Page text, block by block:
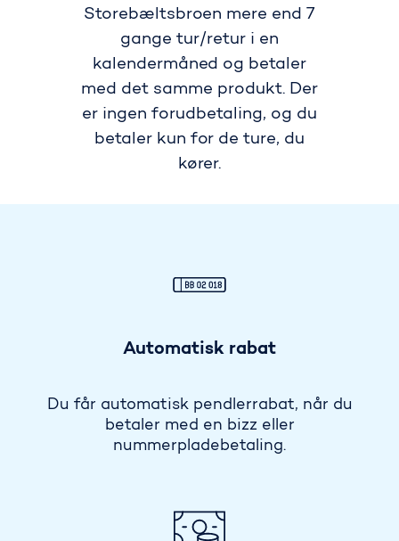
Storebæltsbroen mere end 7
gange tur/retur i en
kalendermåned og betaler
med det samme produkt. Der
er ingen forudbetaling, og du
betaler kun for de ture, du
kører.
Automatisk rabat
Du får automatisk pendlerrabat, når du
betaler med en bizz eller
nummerpladebetaling.